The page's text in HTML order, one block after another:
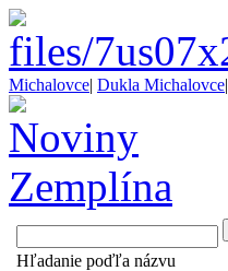
Michalovce| Dukla Michalovce|
Hľadanie poďľa názvu